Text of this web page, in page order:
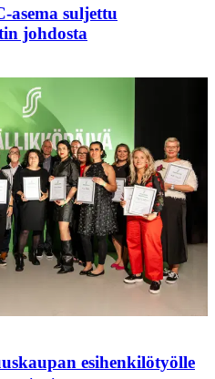
asema suljettu
johdosta
esihenkilötyölle